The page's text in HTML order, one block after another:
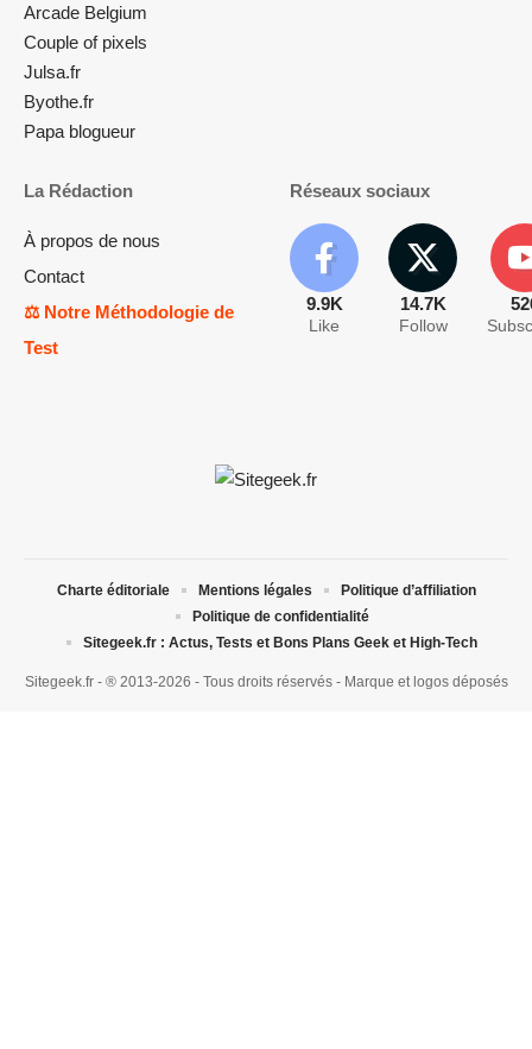
Arcade Belgium
Couple of pixels
Julsa.fr
Byothe.fr
Papa blogueur
La Rédaction
À propos de nous
Contact
⚖️ Notre Méthodologie de
Test
Réseaux sociaux
9.9K
Like
14.7K
Follow
Sitegeek.fr - ® 2013-2026 - Tous droits réservés - Marque et logos déposés
Charte éditoriale Mentions légales
Politique d’affiliation
Politique de confidentialité
Sitegeek.fr : Actus, Tests et Bons Plans Geek et High-Tech